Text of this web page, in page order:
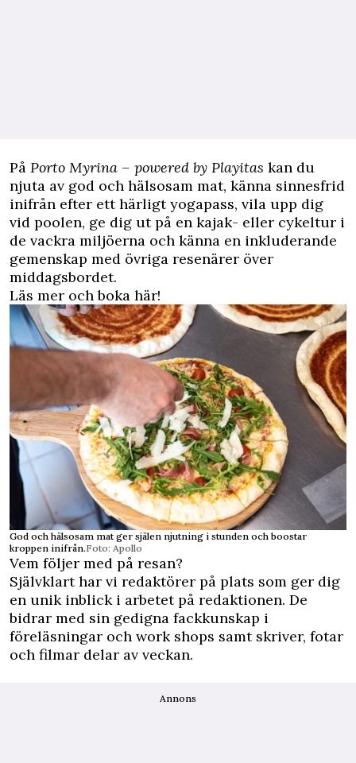
På Porto Myrina – powered by Playitas kan du
njuta av god och hälsosam mat, känna sinnesfrid
inifrån efter ett härligt yogapass, vila upp dig
vid poolen, ge dig ut på en kajak- eller cykeltur i
de vackra miljöerna och känna en inkluderande
gemenskap med övriga resenärer över
middagsbordet.
Läs mer och boka här!
God och hälsosam mat ger själen njutning i stunden och boostar
kroppen inifrån.Foto: Apollo
Vem följer med på resan?
Självklart har vi redaktörer på plats som ger dig
en unik inblick i arbetet på redaktionen. De
bidrar med sin gedigna fackkunskap i
föreläsningar och work shops samt skriver, fotar
och filmar delar av veckan.
Annons